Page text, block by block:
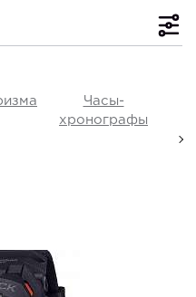
Часы-
хронографы